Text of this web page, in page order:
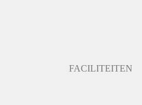
FACILITEITEN